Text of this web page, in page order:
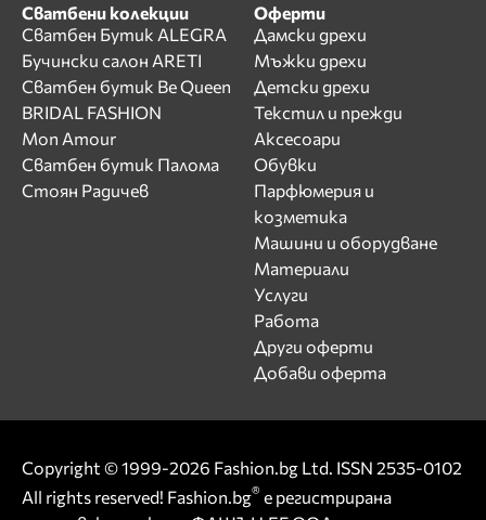
Сватбени колекции
Сватбен Бутик ALEGRA
Бучински салон ARETI
Сватбен бутик Be Queen
BRIDAL FASHION
Mon Amour
Сватбен бутик Палома
Стоян Радичев
Оферти
Дамски дрехи
Мъжки дрехи
Детски дрехи
Текстил и прежди
Аксесоари
Обувки
Парфюмерия и
козметика
Машини и оборудване
Материали
Услуги
Работа
Други оферти
Добави оферта
Copyright © 1999-2026 Fashion.bg Ltd. ISSN 2535-0102
All rights reserved! Fashion.bg® е регистрирана